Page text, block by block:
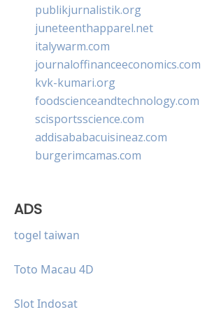
publikjurnalistik.org
juneteenthapparel.net
italywarm.com
journaloffinanceeconomics.com
kvk-kumari.org
foodscienceandtechnology.com
scisportsscience.com
addisababacuisineaz.com
burgerimcamas.com
ADS
togel taiwan
Toto Macau 4D
Slot Indosat